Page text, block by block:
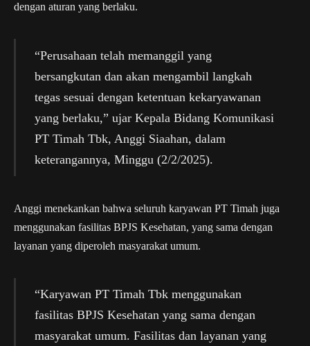
dengan aturan yang berlaku.
“Perusahaan telah memanggil yang
bersangkutan dan akan mengambil langkah
tegas sesuai dengan ketentuan kekaryawanan
yang berlaku,” ujar Kepala Bidang Komunikasi
PT Timah Tbk, Anggi Siaahan, dalam
keterangannya, Minggu (2/2/2025).
Anggi menekankan bahwa seluruh karyawan PT Timah juga
menggunakan fasilitas BPJS Kesehatan, yang sama dengan
layanan yang diperoleh masyarakat umum.
“Karyawan PT Timah Tbk menggunakan
fasilitas BPJS Kesehatan yang sama dengan
masyarakat umum. Fasilitas dan layanan yang